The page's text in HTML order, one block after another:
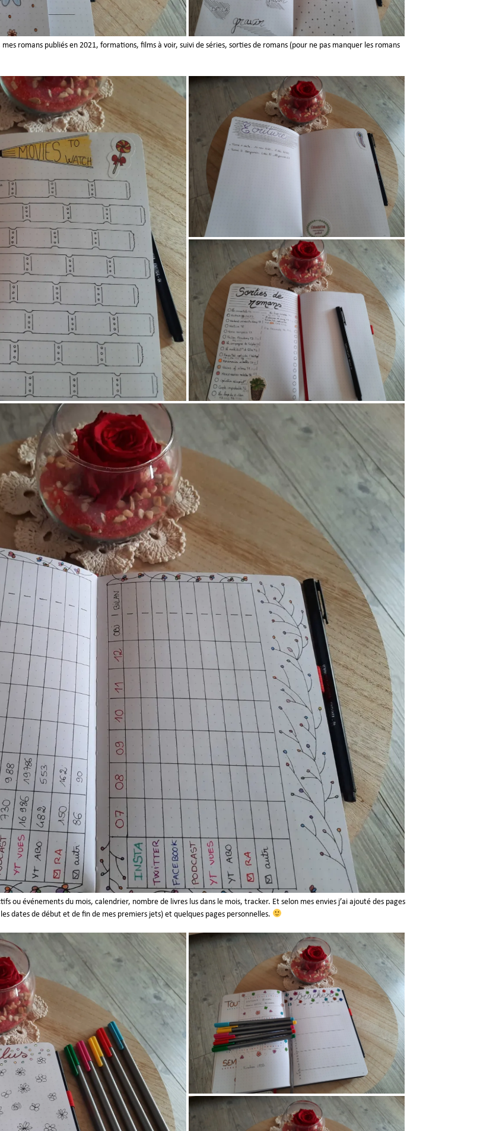
romans publiés en 2021, formations, films à voir, suivi de séries, sorties de romans (pour ne pas manquer les romans
ou événements du mois, calendrier, nombre de livres lus dans le mois, tracker. Et selon mes envies j’ai ajouté des pages
dates de début et de fin de mes premiers jets) et quelques pages personnelles.